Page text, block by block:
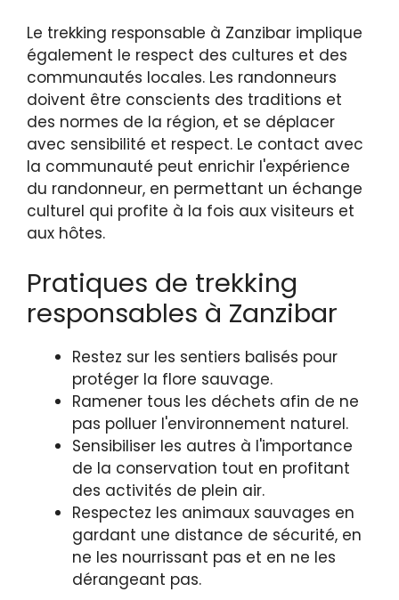
Le trekking responsable à Zanzibar implique
également le respect des cultures et des
communautés locales. Les randonneurs
doivent être conscients des traditions et
des normes de la région, et se déplacer
avec sensibilité et respect. Le contact avec
la communauté peut enrichir l'expérience
du randonneur, en permettant un échange
culturel qui profite à la fois aux visiteurs et
aux hôtes.
Pratiques de trekking
responsables à Zanzibar
Restez sur les sentiers balisés pour
protéger la flore sauvage.
Ramener tous les déchets afin de ne
pas polluer l'environnement naturel.
Sensibiliser les autres à l'importance
de la conservation tout en profitant
des activités de plein air.
Respectez les animaux sauvages en
gardant une distance de sécurité, en
ne les nourrissant pas et en ne les
dérangeant pas.